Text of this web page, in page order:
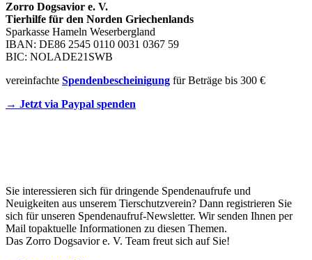
Zorro Dogsavior e. V.
Tierhilfe für den Norden Griechenlands
Sparkasse Hameln Weserbergland
IBAN: DE86 2545 0110 0031 0367 59
BIC: NOLADE21SWB
vereinfachte Spendenbescheinigung für Beträge bis 300 €
→ Jetzt via Paypal spenden
Sie interessieren sich für dringende Spendenaufrufe und
Neuigkeiten aus unserem Tierschutzverein? Dann registrieren Sie
sich für unseren Spendenaufruf-Newsletter. Wir senden Ihnen per
Mail topaktuelle Informationen zu diesen Themen.
Das Zorro Dogsavior e. V. Team freut sich auf Sie!